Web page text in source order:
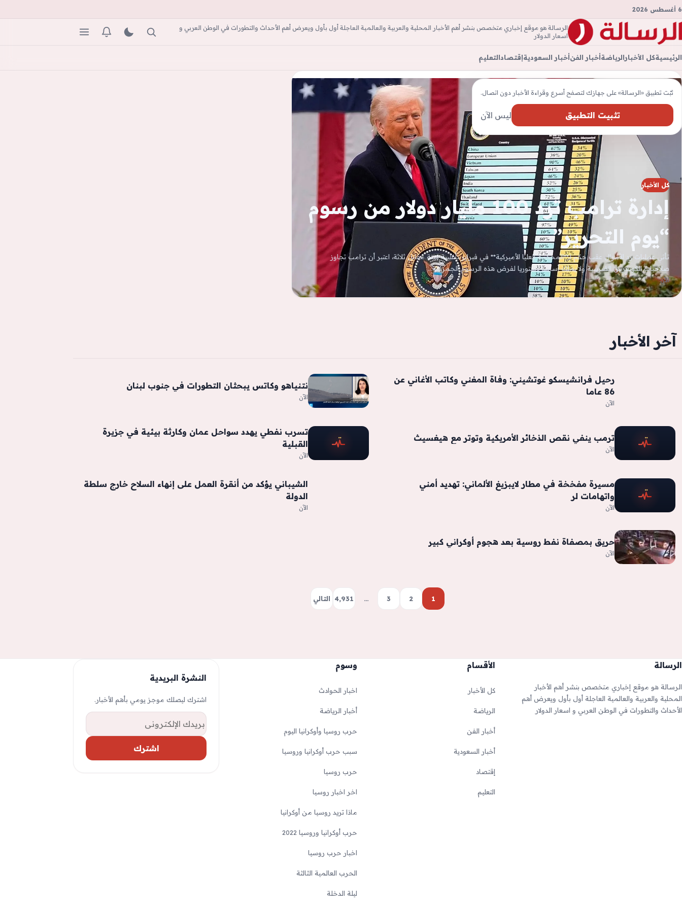
6 أغسطس 2026
الرسالة
الرسالة هو موقع إخباري متخصص بنشر أهم الأخبار المحلية والعربية والعالمية العاجلة أول بأول ويعرض أهم الأحداث والتطورات في الوطن العربي و
اسعار الدولار
بحث المظهرالتنبيهاتالقائمة
الرئيسيةكل الأخبارالرياضةأخبار الفنأخبار السعوديةإقتصادالتعليم
كل الأخبار
إدارة ترامب ترد 100 مليار دولار من رسوم
“يوم التحرير”
تأتي عمليات رد الأموال عقب حكم لـ**المحكمة العليا الأميركية** في فبراير بأغلبية ستة مقابل ثلاثة، اعتبر أن ترامب تجاوز
صلاحيات الكونغرس الضريبية ولا يملك أساسا دستوريا لفرض هذه الرسوم الجمركية…
الآن
آخر الأخبار
رحيل فرانشيسكو غوتشيني: وفاة المغني وكاتب الأغاني عن
86 عاما
الآن
نتنياهو وكاتس يبحثان التطورات في جنوب لبنان
الآن
ترمب ينفي نقص الذخائر الأمريكية وتوتر مع هيغسيث
الآن
تسرب نفطي يهدد سواحل عمان وكارثة بيئية في جزيرة
القبلية
الآن
مسيرة مفخخة في مطار لايبزيغ الألماني: تهديد أمني
واتهامات لر
الآن
الشيباني يؤكد من أنقرة العمل على إنهاء السلاح خارج سلطة
الدولة
الآن
حريق بمصفاة نفط روسية بعد هجوم أوكراني كبير
الآن
1
2
3
… 4٬931 التالي
ثبّت تطبيق «الرسالة» على جهازك لتصفح أسرع وقراءة الأخبار دون اتصال.
تثبيت التطبيق ليس الآن
الرسالة
الرسالة هو موقع إخباري متخصص بنشر أهم الأخبار
المحلية والعربية والعالمية العاجلة أول بأول ويعرض أهم
الأحداث والتطورات في الوطن العربي و اسعار الدولار
الأقسام
كل الأخبار
الرياضة
أخبار الفن
أخبار السعودية
إقتصاد
التعليم
وسوم
اخبار الحوادث
أخبار الرياضة
حرب روسيا وأوكرانيا اليوم
سبب حرب أوكرانيا وروسيا
حرب روسيا
اخر اخبار روسيا
ماذا تريد روسيا من أوكرانيا
حرب أوكرانيا وروسيا 2022
اخبار حرب روسيا
الحرب العالمية الثالثة
ليلة الدخلة
النشرة البريدية
اشترك ليصلك موجز يومي بأهم الأخبار.
البريد الإلكتروني
اشترك